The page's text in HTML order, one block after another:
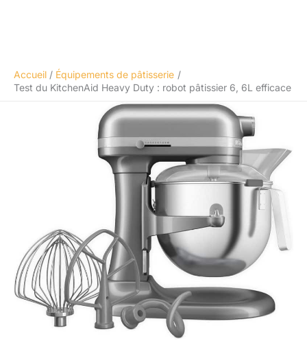
Accueil
Équipements de pâtisserie
Test du KitchenAid Heavy Duty : robot pâtissier 6, 6L efficace